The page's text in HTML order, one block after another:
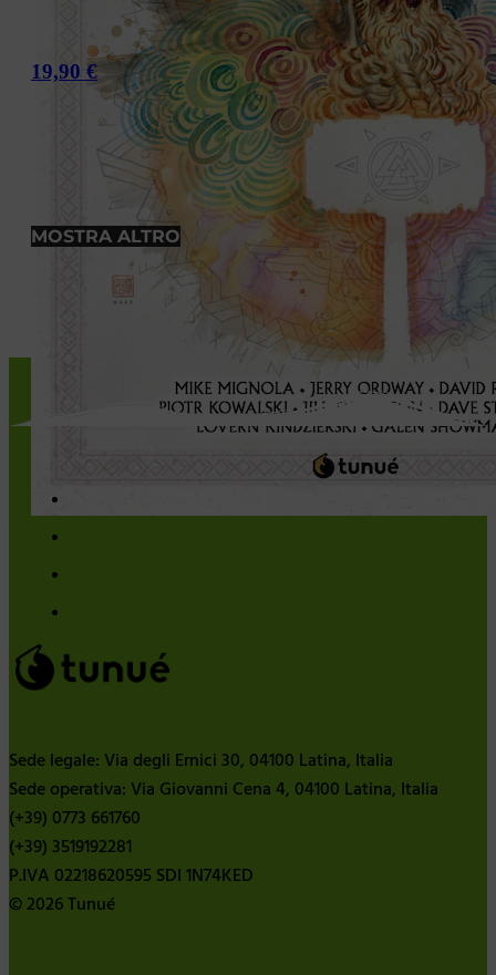
19,90 €
MOSTRA ALTRO
Sede legale: Via degli Ernici 30, 04100 Latina, Italia
Sede operativa: Via Giovanni Cena 4, 04100 Latina, Italia
(+39) 0773 661760
(+39) 3519192281
P.IVA 02218620595 SDI 1N74KED
© 2026 Tunué